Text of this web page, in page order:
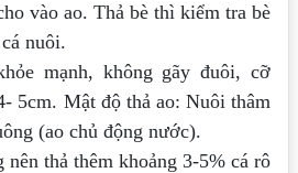
vào ao. Thả bè thì kiểm tra bè
nuôi.
mạnh, không gãy đuôi, cỡ
5cm. Mật độ thả ao: Nuôi thâm
(ao chủ động nước).
nên thả thêm khoảng 3-5% cá rô